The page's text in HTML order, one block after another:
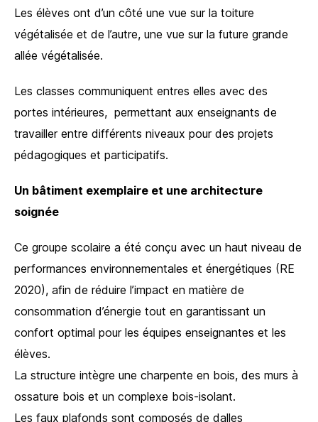
Les élèves ont d’un côté une vue sur la toiture
végétalisée et de l’autre, une vue sur la future grande
allée végétalisée.
Les classes communiquent entres elles avec des
portes intérieures, permettant aux enseignants de
travailler entre différents niveaux pour des projets
pédagogiques et participatifs.
Un bâtiment exemplaire et une architecture
soignée
Ce groupe scolaire a été conçu avec un haut niveau de
performances environnementales et énergétiques (RE
2020), afin de réduire l’impact en matière de
consommation d’énergie tout en garantissant un
confort optimal pour les équipes enseignantes et les
élèves.
La structure intègre une charpente en bois, des murs à
ossature bois et un complexe bois-isolant.
Les faux plafonds sont composés de dalles